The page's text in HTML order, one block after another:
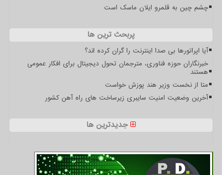
چشم چین به قلمرو ایلان ماسک است
پربحث ترین ها
آیا اپراتورها بی صدا اینترنت را گران کرده اند؟
خبرنگاران حوزه فناوری، مترجمان تحول دیجیتال برای افکار عمومی
هستند
متا از نخست وزیر هند پوزش خواست
آخرین وضعیت امنیت سایبری زیرساخت های راه آهن کشور
جدیدترین ها